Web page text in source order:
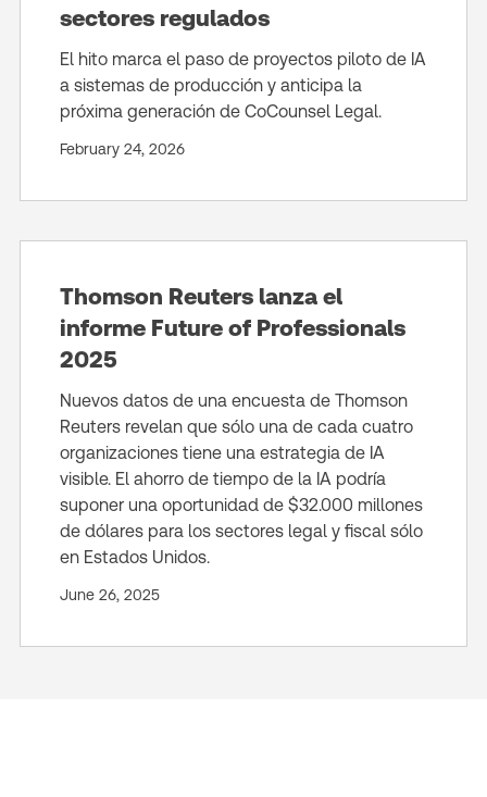
sectores regulados
El hito marca el paso de proyectos piloto de IA
a sistemas de producción y anticipa la
próxima generación de CoCounsel Legal.
February 24, 2026
Thomson Reuters lanza el
informe Future of Professionals
2025
Nuevos datos de una encuesta de Thomson
Reuters revelan que sólo una de cada cuatro
organizaciones tiene una estrategia de IA
visible. El ahorro de tiempo de la IA podría
suponer una oportunidad de $32.000 millones
de dólares para los sectores legal y fiscal sólo
en Estados Unidos.
June 26, 2025